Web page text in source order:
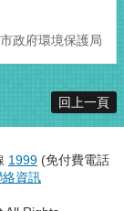
政府環境保護局
回上一頁
1999 (免付費電話
資訊